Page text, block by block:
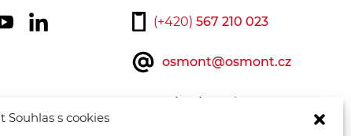
Souhlas s cookies
(+420) 567 210 023
osmont@osmont.cz
Kontaktujte nás